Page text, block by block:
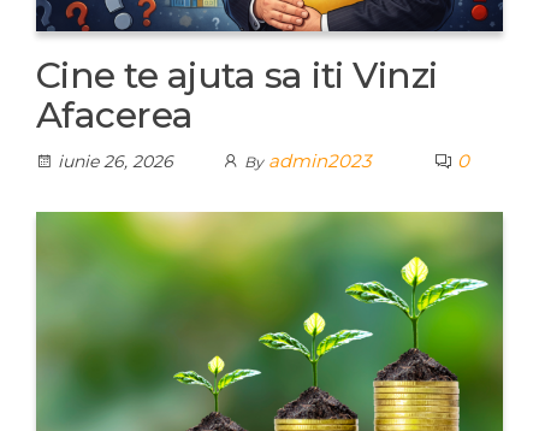
Cine te ajuta sa iti Vinzi
Afacerea
iunie 26, 2026 By admin2023 0